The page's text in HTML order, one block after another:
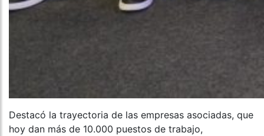
Destacó la trayectoria de las empresas asociadas, que
hoy dan más de 10.000 puestos de trabajo,